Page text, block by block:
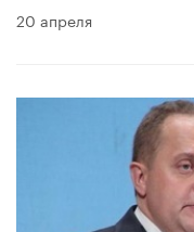
20 апреля